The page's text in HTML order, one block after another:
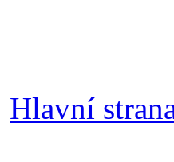
Hlavní